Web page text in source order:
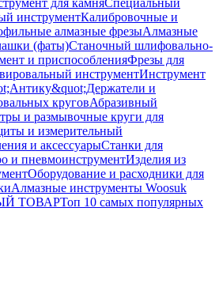
инструментКалибровочные и
алмазные фрезыАлмазные
(фаты)Станочный шлифовально-
и приспособленияФрезы для
инструментИнструмент
Держатели и
круговАбразивный
и размывочные круги для
и измерительный
и аксессуарыСтанки для
и пневмоинструментИзделия из
Оборудование и расходники для
Алмазные инструменты Woosuk
ТОВАРТоп 10 самых популярных